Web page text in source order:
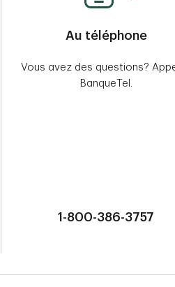
Au téléphone
Vous avez des questions?
BanqueTel.
1-800-386-3757